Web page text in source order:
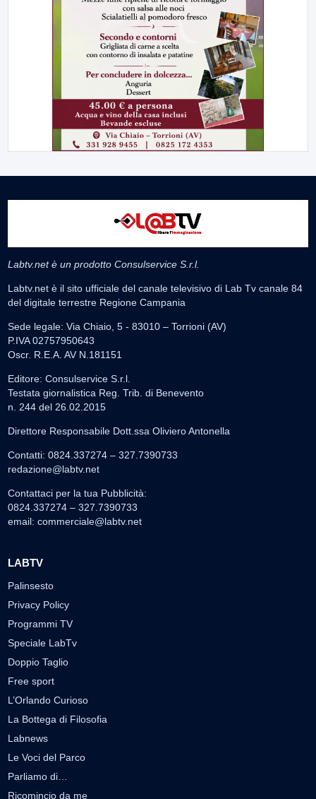
Labtv.net è un prodotto Consulservice S.r.l.
Labtv.net è il sito ufficiale del canale televisivo di Lab Tv canale 84
del digitale terrestre Regione Campania
Sede legale: Via Chiaio, 5 - 83010 – Torrioni (AV)
P.IVA 02757950643
Oscr. R.E.A. AV N.181151
Editore: Consulservice S.r.l.
Testata giornalistica Reg. Trib. di Benevento
n. 244 del 26.02.2015
Direttore Responsabile Dott.ssa Oliviero Antonella
Contatti: 0824.337274 – 327.7390733
redazione@labtv.net
Contattaci per la tua Pubblicità:
0824.337274 – 327.7390733
email: commerciale@labtv.net
LABTV
Palinsesto
Privacy Policy
Programmi TV
Speciale LabTv
Doppio Taglio
Free sport
L’Orlando Curioso
La Bottega di Filosofia
Labnews
Le Voci del Parco
Parliamo di…
Ricomincio da me